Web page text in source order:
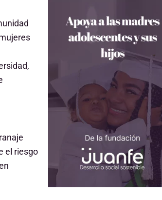
el riesgo